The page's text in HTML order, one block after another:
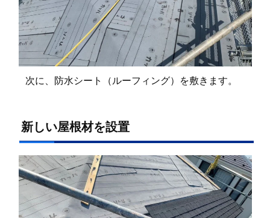
次に、防水シート（ルーフィング）を敷きます。
新しい屋根材を設置